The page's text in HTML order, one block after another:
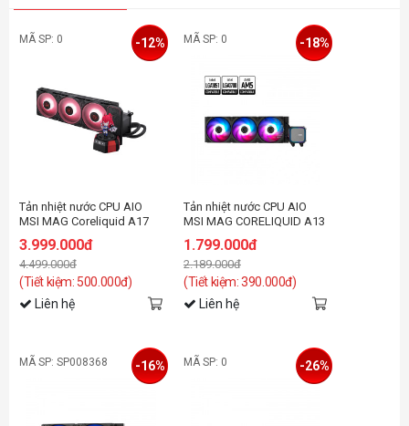
MÃ SP: 0
Tản nhiệt nước CPU AIO
MSI MAG Coreliquid A17
3.999.000đ
4.499.000đ
(Tiết kiệm: 500.000đ)
-12%
Liên hệ
MÃ SP: 0
Tản nhiệt nước CPU AIO
MSI MAG CORELIQUID A13
1.799.000đ
2.189.000đ
(Tiết kiệm: 390.000đ)
-18%
Liên hệ
MÃ SP: SP008368 -16% MÃ SP: 0 -26%